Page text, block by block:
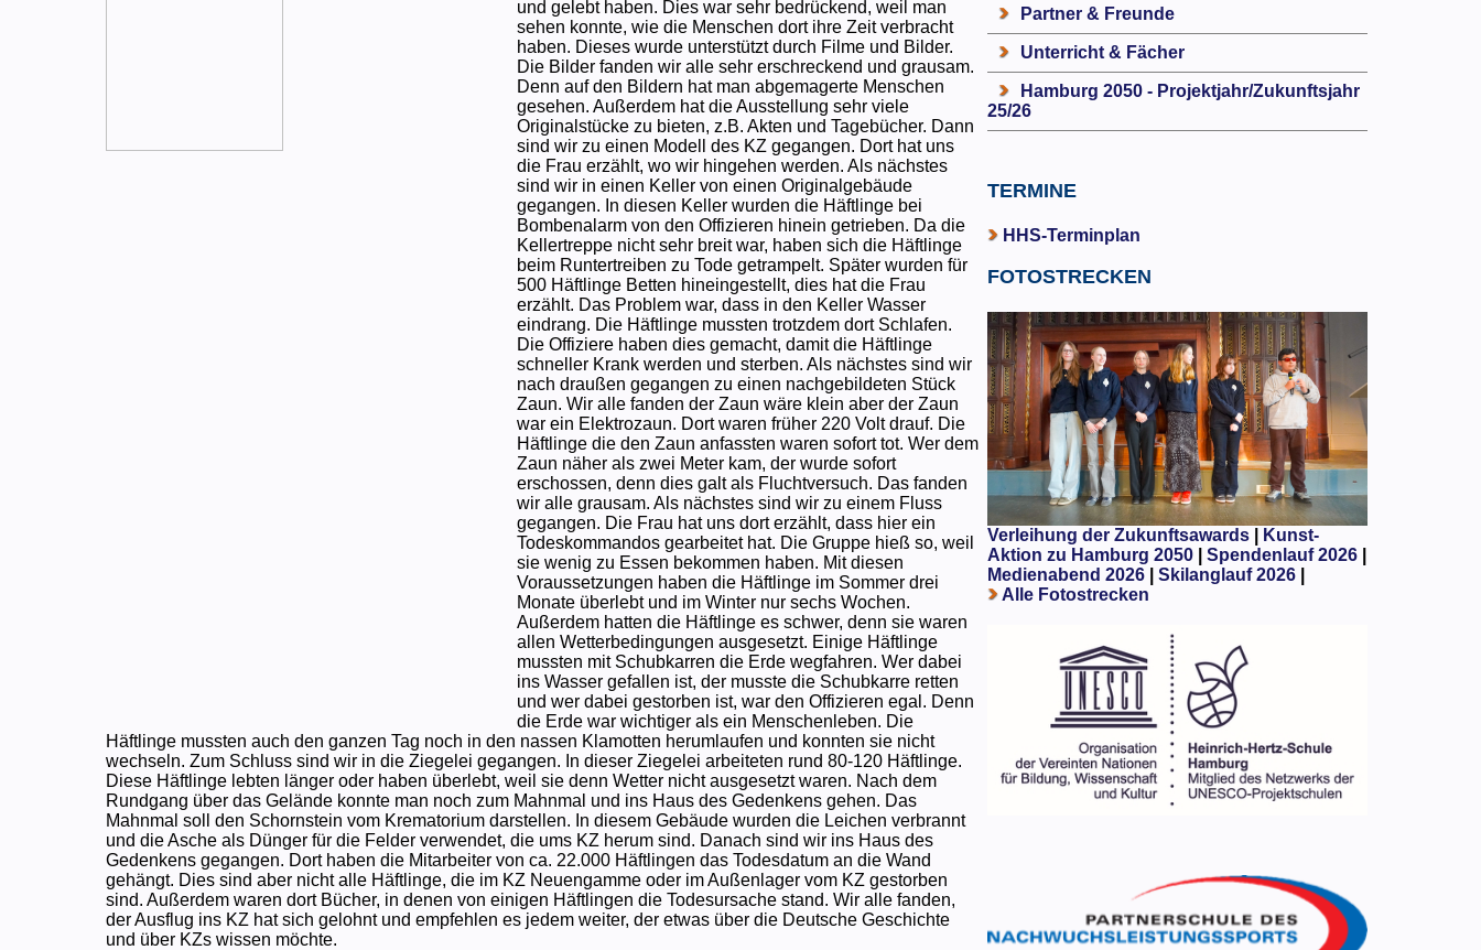
und gelebt haben. Dies war sehr bedrückend, weil man
sehen konnte, wie die Menschen dort ihre Zeit verbracht
haben. Dieses wurde unterstützt durch Filme und Bilder.
Die Bilder fanden wir alle sehr erschreckend und grausam.
Denn auf den Bildern hat man abgemagerte Menschen
gesehen. Außerdem hat die Ausstellung sehr viele
Originalstücke zu bieten, z.B. Akten und Tagebücher. Dann
sind wir zu einen Modell des KZ gegangen. Dort hat uns
die Frau erzählt, wo wir hingehen werden. Als nächstes
sind wir in einen Keller von einen Originalgebäude
gegangen. In diesen Keller wurden die Häftlinge bei
Bombenalarm von den Offizieren hinein getrieben. Da die
Kellertreppe nicht sehr breit war, haben sich die Häftlinge
beim Runtertreiben zu Tode getrampelt. Später wurden für
500 Häftlinge Betten hineingestellt, dies hat die Frau
erzählt. Das Problem war, dass in den Keller Wasser
eindrang. Die Häftlinge mussten trotzdem dort Schlafen.
Die Offiziere haben dies gemacht, damit die Häftlinge
schneller Krank werden und sterben. Als nächstes sind wir
nach draußen gegangen zu einen nachgebildeten Stück
Zaun. Wir alle fanden der Zaun wäre klein aber der Zaun
war ein Elektrozaun. Dort waren früher 220 Volt drauf. Die
Häftlinge die den Zaun anfassten waren sofort tot. Wer dem
Zaun näher als zwei Meter kam, der wurde sofort
erschossen, denn dies galt als Fluchtversuch. Das fanden
wir alle grausam. Als nächstes sind wir zu einem Fluss
gegangen. Die Frau hat uns dort erzählt, dass hier ein
Todeskommandos gearbeitet hat. Die Gruppe hieß so, weil
sie wenig zu Essen bekommen haben. Mit diesen
Voraussetzungen haben die Häftlinge im Sommer drei
Monate überlebt und im Winter nur sechs Wochen.
Außerdem hatten die Häftlinge es schwer, denn sie waren
allen Wetterbedingungen ausgesetzt. Einige Häftlinge
mussten mit Schubkarren die Erde wegfahren. Wer dabei
ins Wasser gefallen ist, der musste die Schubkarre retten
und wer dabei gestorben ist, war den Offizieren egal. Denn
die Erde war wichtiger als ein Menschenleben. Die
Häftlinge mussten auch den ganzen Tag noch in den nassen Klamotten herumlaufen und konnten sie nicht
wechseln. Zum Schluss sind wir in die Ziegelei gegangen. In dieser Ziegelei arbeiteten rund 80-120 Häftlinge.
Diese Häftlinge lebten länger oder haben überlebt, weil sie denn Wetter nicht ausgesetzt waren. Nach dem
Rundgang über das Gelände konnte man noch zum Mahnmal und ins Haus des Gedenkens gehen. Das
Mahnmal soll den Schornstein vom Krematorium darstellen. In diesem Gebäude wurden die Leichen verbrannt
und die Asche als Dünger für die Felder verwendet, die ums KZ herum sind. Danach sind wir ins Haus des
Gedenkens gegangen. Dort haben die Mitarbeiter von ca. 22.000 Häftlingen das Todesdatum an die Wand
gehängt. Dies sind aber nicht alle Häftlinge, die im KZ Neuengamme oder im Außenlager vom KZ gestorben
sind. Außerdem waren dort Bücher, in denen von einigen Häftlingen die Todesursache stand. Wir alle fanden,
der Ausflug ins KZ hat sich gelohnt und empfehlen es jedem weiter, der etwas über die Deutsche Geschichte
und über KZs wissen möchte.
Partner & Freunde
Unterricht & Fächer
Hamburg 2050 - Projektjahr/Zukunftsjahr
25/26
TERMINE
HHS-Terminplan
FOTOSTRECKEN
Verleihung der Zukunftsawards|
Kunst-
Aktion zu Hamburg 2050
Spendenlauf 2026|
Medienabend 2026| Skilanglauf 2026|
Alle Fotostrecken